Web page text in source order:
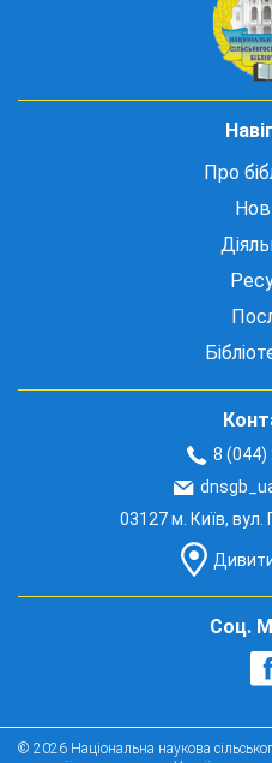
Про
8 (044)
03127 м. Київ, вул.
Соц.
© 2026 Національна наукова